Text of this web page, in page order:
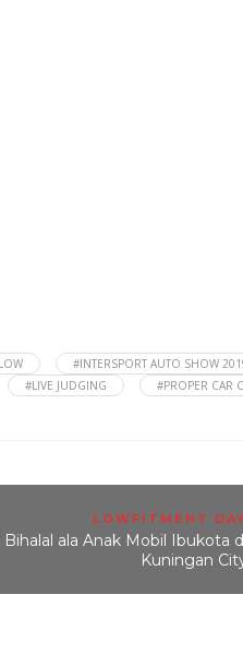
#INTERSPORT AUTO SHOW
#LIVE JUDGING #PROPER CAR
LOWFITMENT
ala Anak Mobil Ibukota
Kuningan